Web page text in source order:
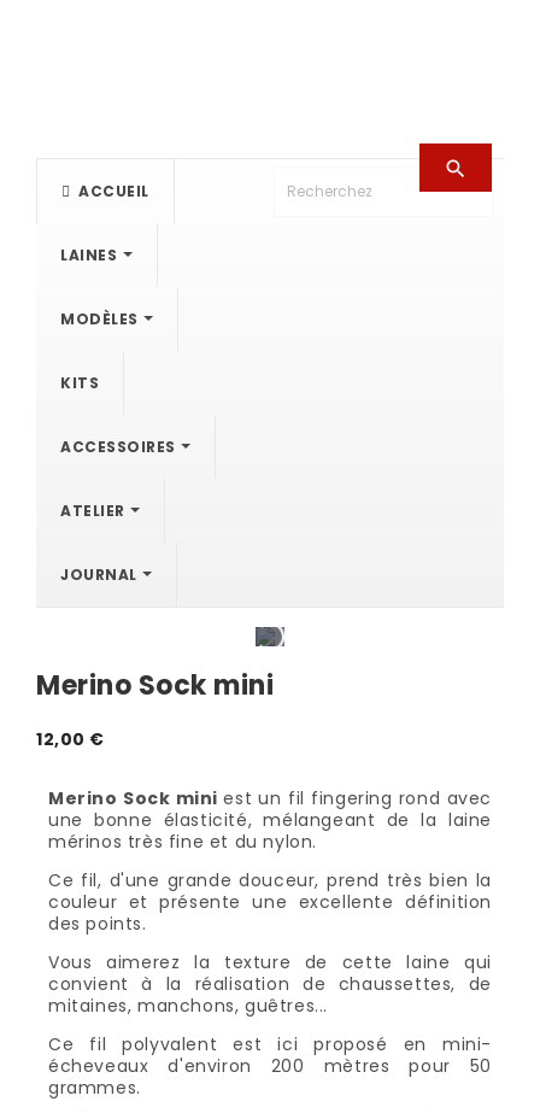
ACCUEIL
LAINES
MODÈLES
KITS
ACCESSOIRES
ATELIER
JOURNAL

Merino Sock mini
12,00 €
Merino Sock miniest un fil fingering rond avec
une bonne élasticité, mélangeant de la laine
mérinos très fine et du nylon.
Ce fil, d'une grande douceur, prend très bien la
couleur et présente une excellente définition
des points.
Vous aimerez la texture de cette laine qui
convient à la réalisation de chaussettes, de
mitaines, manchons, guêtres...
Ce fil polyvalent est ici proposé en mini-
écheveaux d'environ 200 mètres pour 50
grammes.